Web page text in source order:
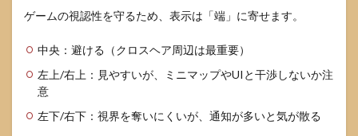
ゲームの視認性を守るため、表示は「端」に寄せます。
中央：避ける（クロスヘア周辺は最重要）
左上/右上：見やすいが、ミニマップやUIと干渉しないか注
意
左下/右下：視界を奪いにくいが、通知が多いと気が散る